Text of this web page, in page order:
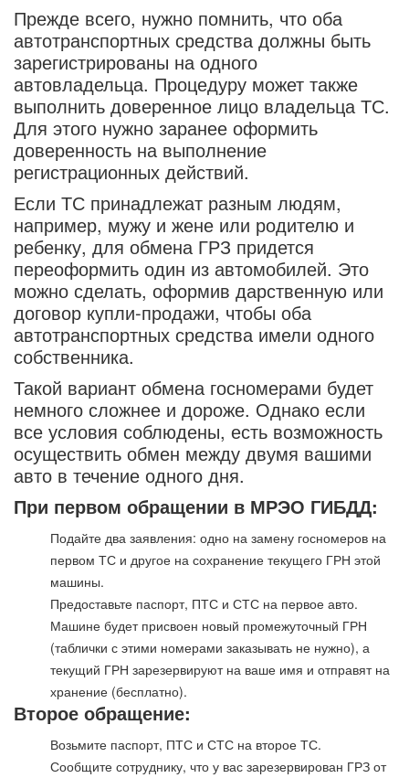
Прежде всего, нужно помнить, что оба
автотранспортных средства должны быть
зарегистрированы на одного
автовладельца. Процедуру может также
выполнить доверенное лицо владельца ТС.
Для этого нужно заранее оформить
доверенность на выполнение
регистрационных действий.
Если ТС принадлежат разным людям,
например, мужу и жене или родителю и
ребенку, для обмена ГРЗ придется
переоформить один из автомобилей. Это
можно сделать, оформив дарственную или
договор купли-продажи, чтобы оба
автотранспортных средства имели одного
собственника.
Такой вариант обмена госномерами будет
немного сложнее и дороже. Однако если
все условия соблюдены, есть возможность
осуществить обмен между двумя вашими
авто в течение одного дня.
При первом обращении в МРЭО ГИБДД:
Подайте два заявления: одно на замену госномеров на
первом ТС и другое на сохранение текущего ГРН этой
машины.
Предоставьте паспорт, ПТС и СТС на первое авто.
Машине будет присвоен новый промежуточный ГРН
(таблички с этими номерами заказывать не нужно), а
текущий ГРН зарезервируют на ваше имя и отправят на
хранение (бесплатно).
Второе обращение:
Возьмите паспорт, ПТС и СТС на второе ТС.
Сообщите сотруднику, что у вас зарезервирован ГРЗ от